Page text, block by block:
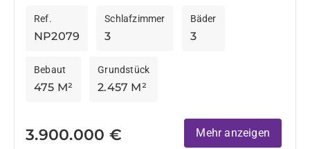
diese Immobilie eine seltene Gelegenheit. Das
ursprünglich...
NP2079
Ref.
3
Schlafzimmer
3
Bäder
475 M²
Bebaut
2.457 M²
Grundstück
3.900.000 € Mehr anzeigen